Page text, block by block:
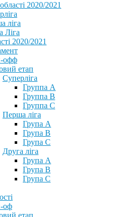
2020/2021
ліга
Ліга
2020/2021
офф
етап
Суперліга
Группа A
Группа B
Группа C
Перша ліга
Група A
Група B
Група C
Друга ліга
Група A
Група B
Група C
оф
етап